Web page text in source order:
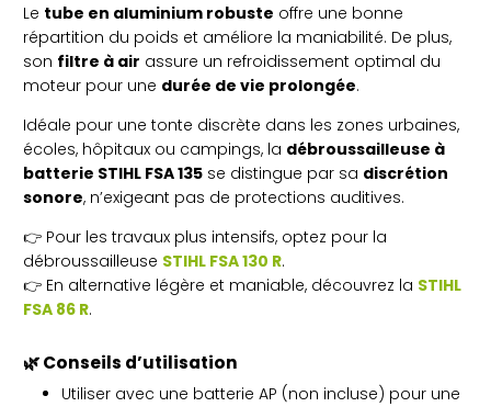
Le tube en aluminium robuste offre une bonne
répartition du poids et améliore la maniabilité. De plus,
son filtre à air assure un refroidissement optimal du
moteur pour une durée de vie prolongée.
Idéale pour une tonte discrète dans les zones urbaines,
écoles, hôpitaux ou campings, la débroussailleuse à
batterie STIHL FSA 135 se distingue par sa discrétion
sonore, n’exigeant pas de protections auditives.
👉 Pour les travaux plus intensifs, optez pour la
débroussailleuse STIHL FSA 130 R.
👉 En alternative légère et maniable, découvrez la STIHL
FSA 86 R.
🌿 Conseils d’utilisation
Utiliser avec une batterie AP (non incluse) pour une